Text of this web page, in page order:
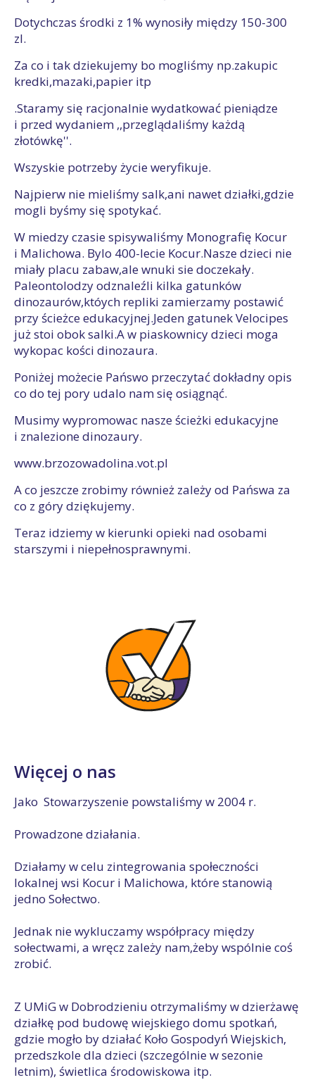
Dotychczas środki z 1% wynosiły między 150-300
zl.
Za co i tak dziekujemy bo mogliśmy np.zakupic
kredki,mazaki,papier itp
.Staramy się racjonalnie wydatkować pieniądze
i przed wydaniem ,,przeglądaliśmy każdą
złotówkę''.
Wszyskie potrzeby życie weryfikuje.
Najpierw nie mieliśmy salk,ani nawet działki,gdzie
mogli byśmy się spotykać.
W miedzy czasie spisywaliśmy Monografię Kocur
i Malichowa. Bylo 400-lecie Kocur.Nasze dzieci nie
miały placu zabaw,ale wnuki sie doczekały.
Paleontolodzy odznaleźli kilka gatunków
dinozaurów,któych repliki zamierzamy postawić
przy ścieżce edukacyjnej.Jeden gatunek Velocipes
już stoi obok salki.A w piaskownicy dzieci moga
wykopac kości dinozaura.
Poniżej możecie Pańswo przeczytać dokładny opis
co do tej pory udalo nam się osiągnąć.
Musimy wypromowac nasze ścieżki edukacyjne
i znalezione dinozaury.
www.brzozowadolina.vot.pl
A co jeszcze zrobimy również zależy od Pańswa za
co z góry dziękujemy.
Teraz idziemy w kierunki opieki nad osobami
starszymi i niepełnosprawnymi.
Więcej o nas
Jako Stowarzyszenie powstaliśmy w 2004 r.
Prowadzone działania.
Działamy w celu zintegrowania społeczności
lokalnej wsi Kocur i Malichowa, które stanowią
jedno Sołectwo.
Jednak nie wykluczamy współpracy między
sołectwami, a wręcz zależy nam,żeby wspólnie coś
zrobić.
Z UMiG w Dobrodzieniu otrzymaliśmy w dzierżawę
działkę pod budowę wiejskiego domu spotkań,
gdzie mogło by działać Koło Gospodyń Wiejskich,
przedszkole dla dzieci (szczególnie w sezonie
letnim), świetlica środowiskowa itp.